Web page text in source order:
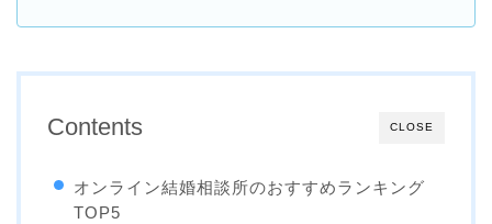
CLOSE
Contents
オンライン結婚相談所のおすすめランキング
TOP5